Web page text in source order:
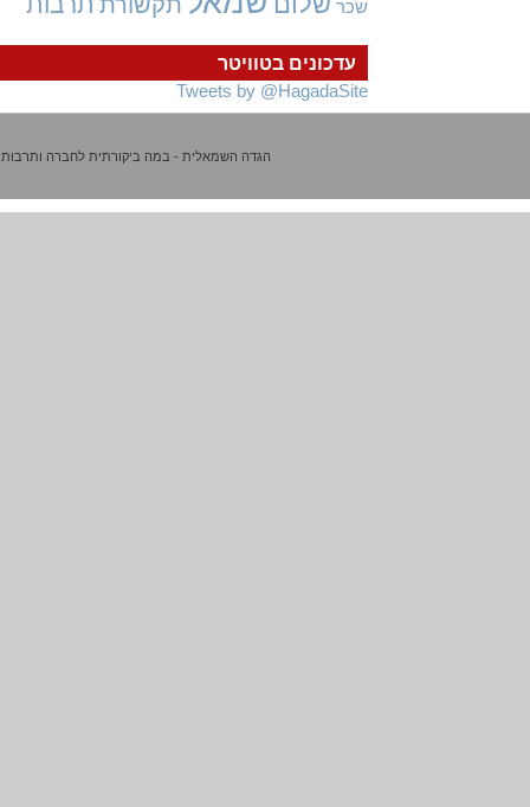
עדכונים בטוויטר
Tweets by @HagadaSite
שכר
הגדה השמאלית - במה ביקורתית לחברה ותרבות